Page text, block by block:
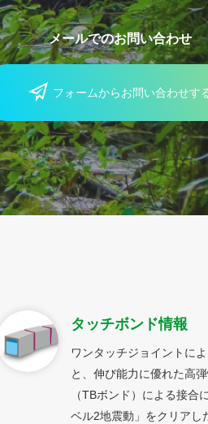
メールでのお問い合わせ
フォームからお問い合わせす
タッチボンド情報
ワンタッチジョイントに
と、伸び能力に優れた高
（TBボンド）による接合
ベル2地震動」をクリアし